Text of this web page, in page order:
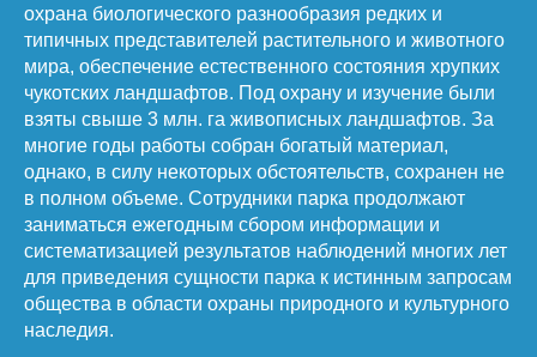
охрана биологического разнообразия редких и
типичных представителей растительного и животного
мира, обеспечение естественного состояния хрупких
чукотских ландшафтов. Под охрану и изучение были
взяты свыше 3 млн. га живописных ландшафтов. За
многие годы работы собран богатый материал,
однако, в силу некоторых обстоятельств, сохранен не
в полном объеме. Сотрудники парка продолжают
заниматься ежегодным сбором информации и
систематизацией результатов наблюдений многих лет
для приведения сущности парка к истинным запросам
общества в области охраны природного и культурного
наследия.